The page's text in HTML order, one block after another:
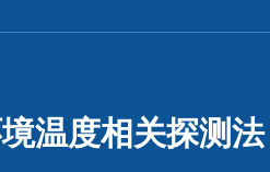
温度相关探测法